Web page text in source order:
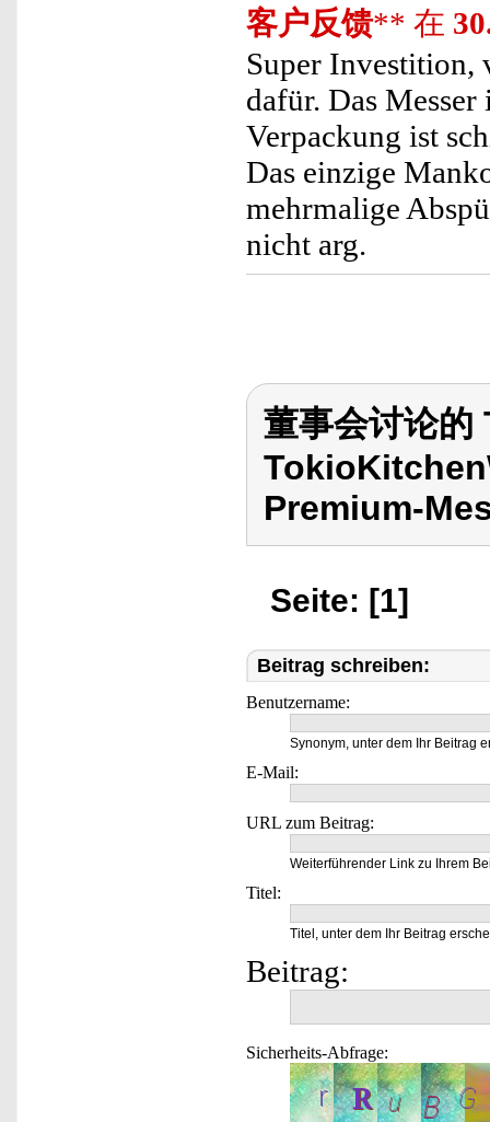
客户反馈** 在
Super Investition,
dafür. Das
Verpackung ist
Das einzige
mehrmalige
nicht arg.
董事会讨论
Premium-
Seite: [1]
Beitrag schreiben:
Benutzername:
Synonym, unter dem Ihr Beitrag
E-Mail:
URL zum Beitrag:
Weiterführender Link zu Ihrem
Titel:
Titel, unter dem Ihr Beitrag
Beitrag:
Sicherheits-Abfrage: